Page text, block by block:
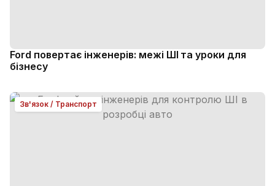
Ford повертає інженерів: межі ШІ та уроки для
бізнесу
Зв'язок / Транспорт